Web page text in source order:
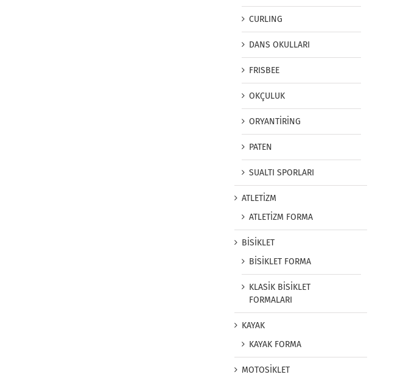
CURLING
DANS OKULLARI
FRISBEE
OKÇULUK
ORYANTİRİNG
PATEN
SUALTI SPORLARI
ATLETİZM
ATLETİZM FORMA
BİSİKLET
BİSİKLET FORMA
KLASİK BİSİKLET
FORMALARI
KAYAK
KAYAK FORMA
MOTOSİKLET